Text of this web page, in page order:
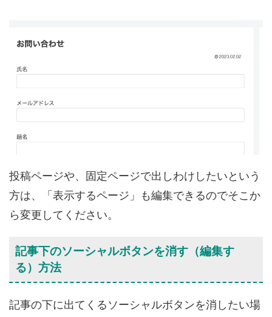
投稿ページや、固定ページで出しわけしたいという
方は、「表示するページ」も編集できるのでそこか
ら変更してください。
記事下のソーシャルボタンを消す（編集す
る）方法
記事の下に出てくるソーシャルボタンを消したい場